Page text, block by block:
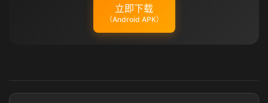
立即下载
（Android APK）